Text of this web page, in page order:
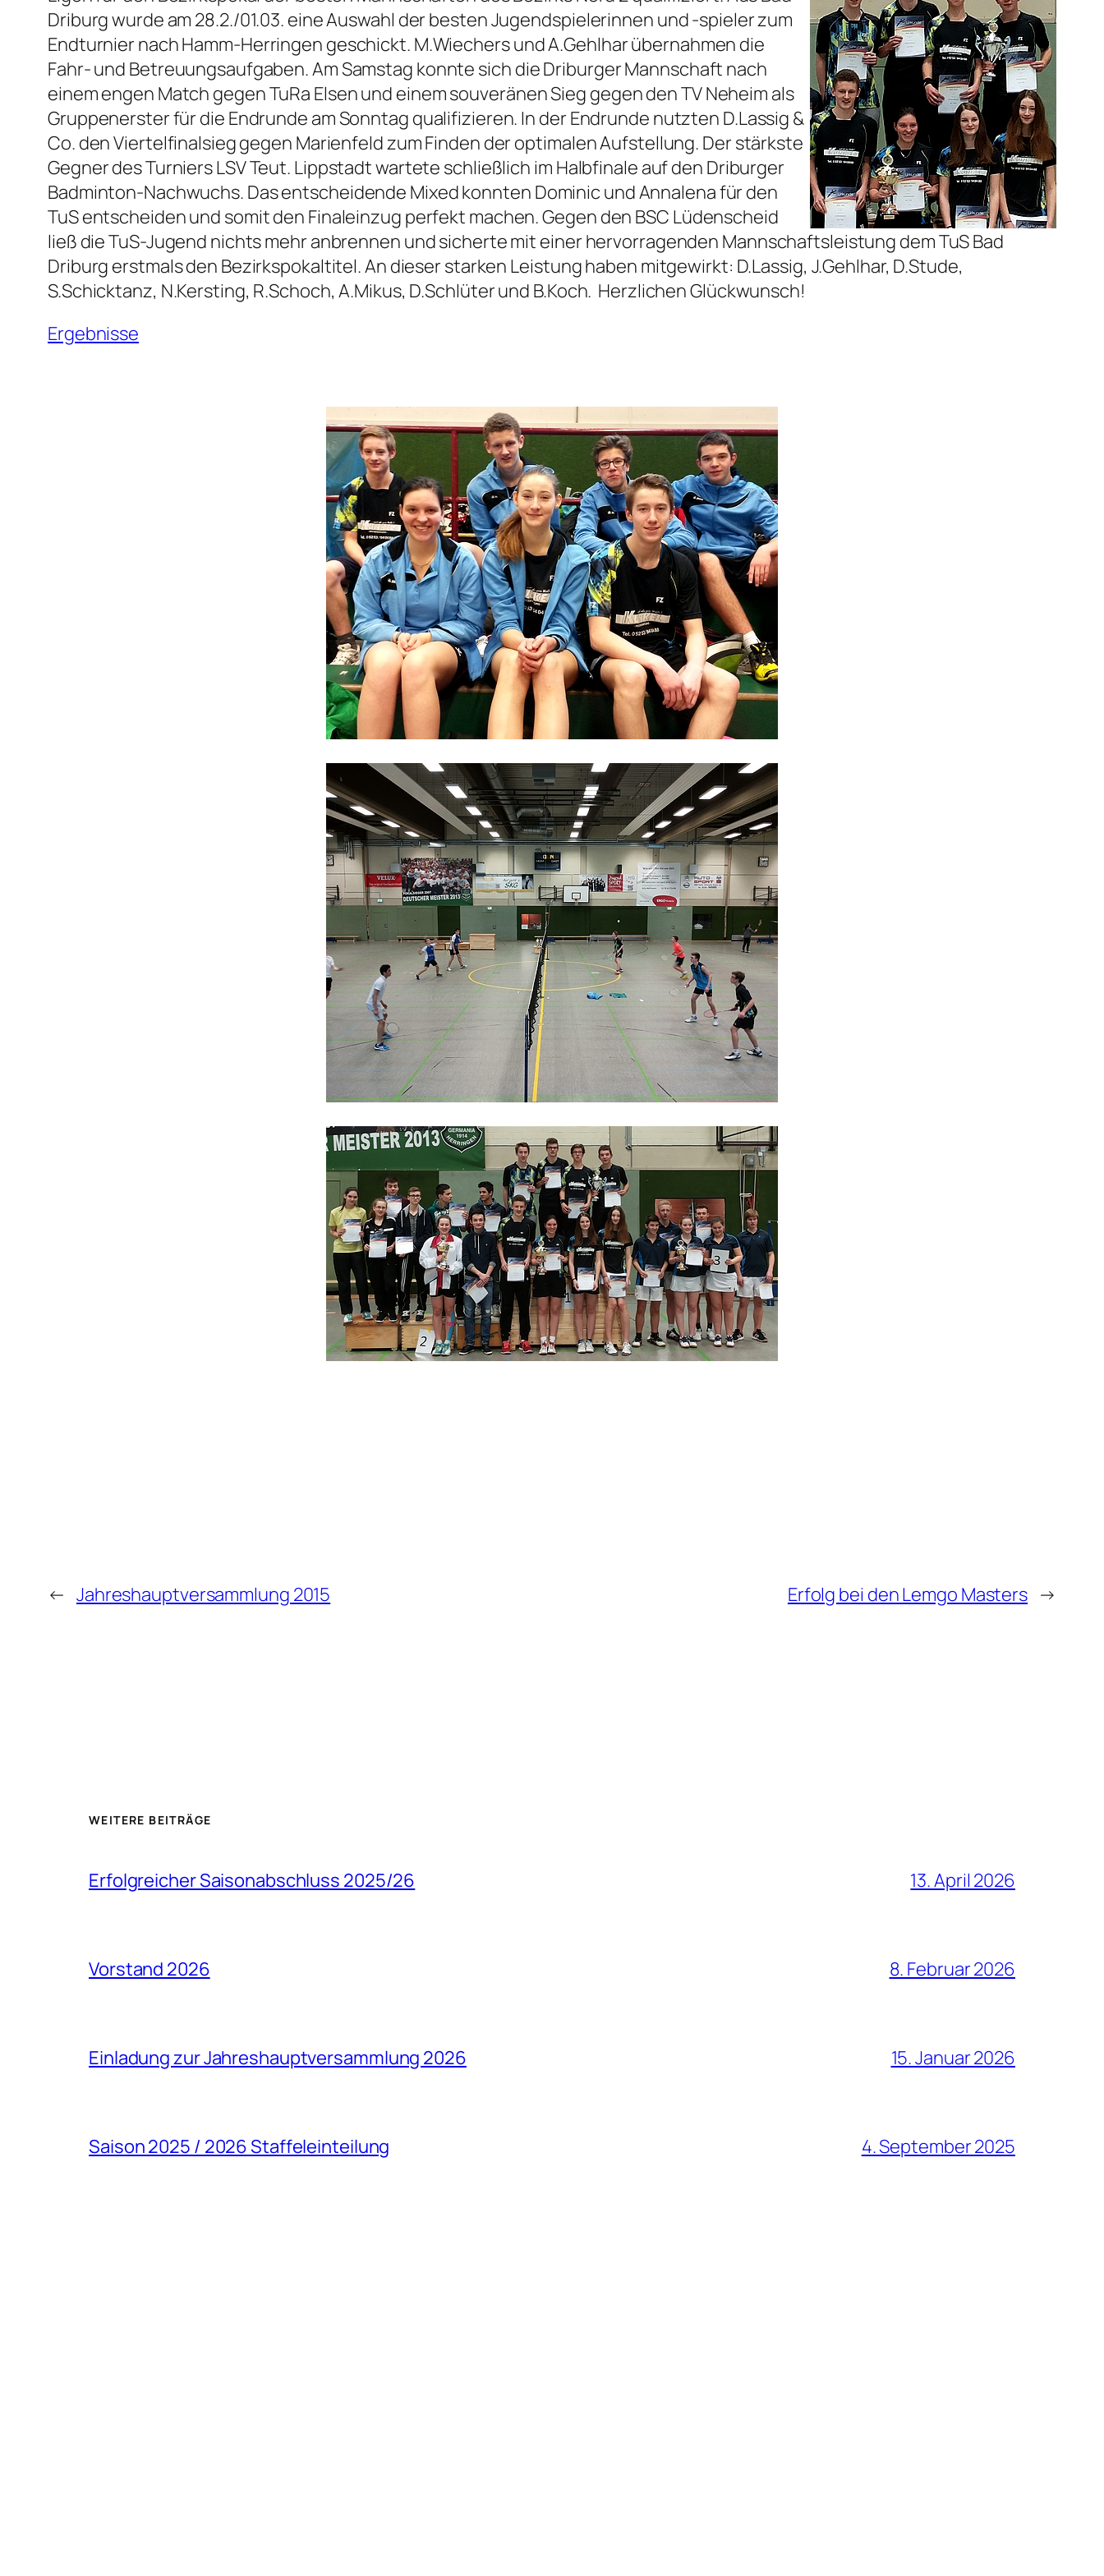
Driburg wurde am 28.2./01.03. eine Auswahl der besten Jugendspielerinnen und -spieler zum
Endturnier nach Hamm-Herringen geschickt. M.Wiechers und A.Gehlhar übernahmen die
Fahr- und Betreuungsaufgaben. Am Samstag konnte sich die Driburger Mannschaft nach
einem engen Match gegen TuRa Elsen und einem souveränen Sieg gegen den TV Neheim als
Gruppenerster für die Endrunde am Sonntag qualifizieren. In der Endrunde nutzten D.Lassig &
Co. den Viertelfinalsieg gegen Marienfeld zum Finden der optimalen Aufstellung. Der stärkste
Gegner des Turniers LSV Teut. Lippstadt wartete schließlich im Halbfinale auf den Driburger
Badminton-Nachwuchs. Das entscheidende Mixed konnten Dominic und Annalena für den
TuS entscheiden und somit den Finaleinzug perfekt machen. Gegen den BSC Lüdenscheid
ließ die TuS-Jugend nichts mehr anbrennen und sicherte mit einer hervorragenden Mannschaftsleistung dem TuS Bad
Driburg erstmals den Bezirkspokaltitel. An dieser starken Leistung haben mitgewirkt: D.Lassig, J.Gehlhar, D.Stude,
S.Schicktanz, N.Kersting, R.Schoch, A.Mikus, D.Schlüter und B.Koch. Herzlichen Glückwunsch!
Ergebnisse
← Jahreshauptversammlung 2015 Erfolg bei den Lemgo Masters →
WEITERE BEITRÄGE
Erfolgreicher Saisonabschluss 2025/26 13. April 2026
Vorstand 2026 8. Februar 2026
Einladung zur Jahreshauptversammlung 2026 15. Januar 2026
Saison 2025 / 2026 Staffeleinteilung 4. September 2025